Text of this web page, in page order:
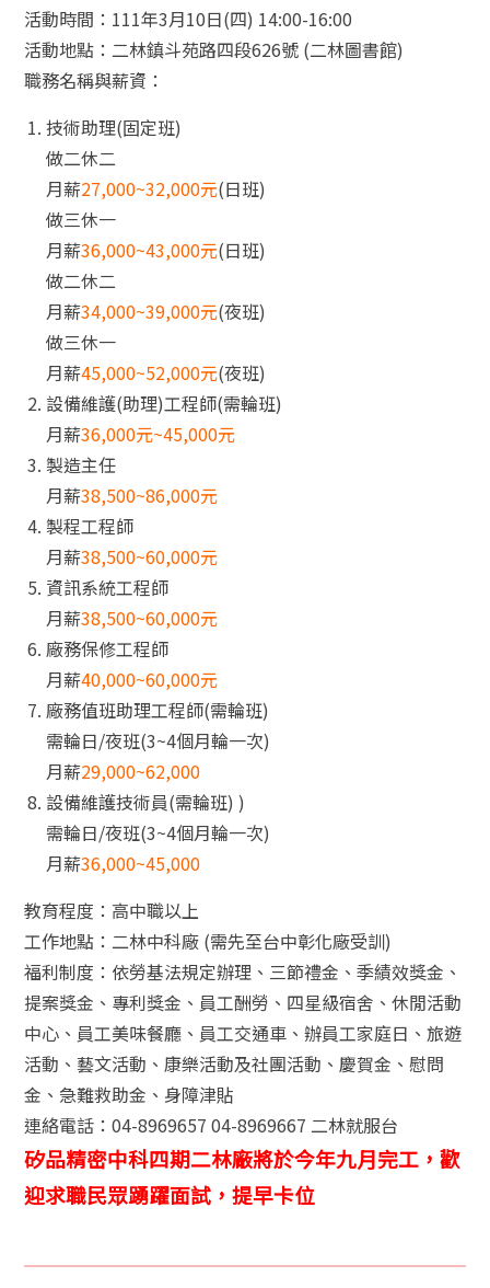
活動時間：111年3月10日(四) 14:00-16:00
活動地點：二林鎮斗苑路四段626號 (二林圖書館)
職務名稱與薪資：
技術助理(固定班)
做二休二
月薪27,000~32,000元(日班)
做三休一
月薪36,000~43,000元(日班)
做二休二
月薪34,000~39,000元(夜班)
做三休一
月薪45,000~52,000元(夜班)
設備維護(助理)工程師(需輪班)
月薪36,000元~45,000元
製造主任
月薪38,500~86,000元
製程工程師
月薪38,500~60,000元
資訊系統工程師
月薪38,500~60,000元
廠務保修工程師
月薪40,000~60,000元
廠務值班助理工程師(需輪班)
需輪日/夜班(3~4個月輪一次)
月薪29,000~62,000
設備維護技術員(需輪班) )
需輪日/夜班(3~4個月輪一次)
月薪36,000~45,000
教育程度：高中職以上
工作地點：二林中科廠 (需先至台中彰化廠受訓)
福利制度：依勞基法規定辦理、三節禮金、季績效獎金、
提案獎金、專利獎金、員工酬勞、四星級宿舍、休閒活動
中心、員工美味餐廳、員工交通車、辦員工家庭日、旅遊
活動、藝文活動、康樂活動及社團活動、慶賀金、慰問
金、急難救助金、身障津貼
連絡電話：04-8969657 04-8969667 二林就服台
矽品精密中科四期二林廠將於今年九月完工，歡
迎求職民眾踴躍面試，提早卡位